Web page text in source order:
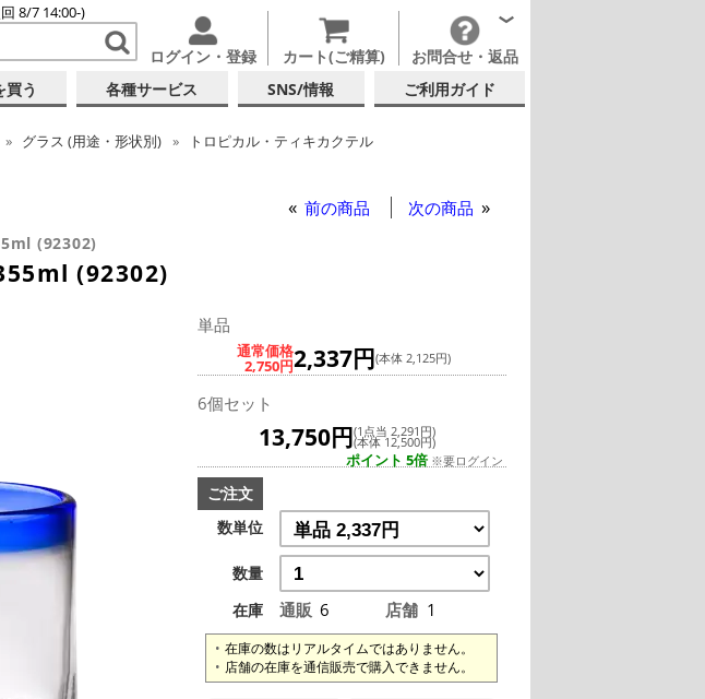
8/7 14:00-)
ログイン・登録 カート(ご精算) お問合せ・返品
買う 各種サービス SNS/情報 ご利用ガイド
グラス (用途・形状別)
トロピカル・ティキカクテル
前の商品 次の商品
(92302)
(92302)
単品
通常価格
2,750円2,337円(本体 2,125円)
6個セット
13,750円(1点当 2,291円)
(本体 12,500円)
ポイント 5倍 ※要ログイン
ご注文
数単位
数量
在庫
通販 6 店舗 1
在庫の数はリアルタイムではありません。
店舗の在庫を通信販売で購入できません。